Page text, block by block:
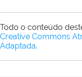
Todo o conteúdo
Creative Commons
Adaptada.